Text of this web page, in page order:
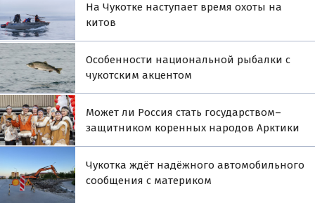
На Чукотке наступает время охоты на
китов
Особенности национальной рыбалки с
чукотским акцентом
Может ли Россия стать государством–
защитником коренных народов Арктики
Чукотка ждёт надёжного автомобильного
сообщения с материком